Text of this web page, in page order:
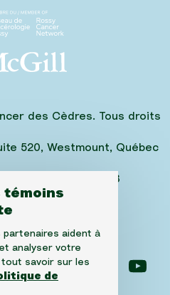
témoins
partenaires aident à
analyser votre
savoir sur les
de
des Cèdres. Tous droits
520, Westmount, Québec
Fax: (514) 303-1288
0001
nous sur instagram
Suivez-nous sur